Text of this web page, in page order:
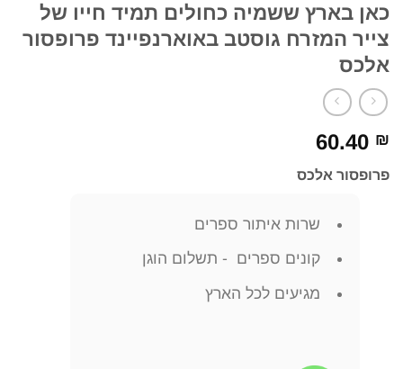
כאן בארץ ששמיה כחולים תמיד חייו של
צייר המזרח גוסטב באוארנפיינד פרופסור
אלכס
60.40 ₪
פרופסור אלכס
שרות איתור ספרים
קונים ספרים - תשלום הוגן
מגיעים לכל הארץ